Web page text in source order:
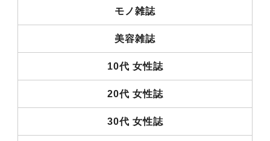
モノ雑誌
美容雑誌
10代 女性誌
20代 女性誌
30代 女性誌